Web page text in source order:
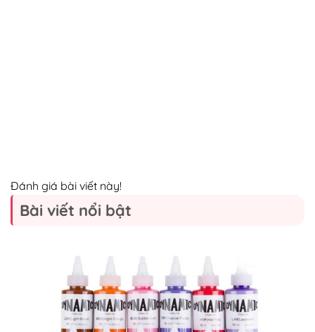
Đánh giá bài viết này!
Bài viết nổi bật